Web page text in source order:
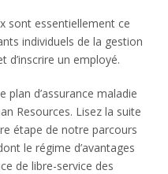
sont essentiellement ce
individuels de la gestion
d’inscrire un employé.
d’assurance maladie
Resources. Lisez la suite
étape de notre parcours
le régime d’avantages
de libre-service des